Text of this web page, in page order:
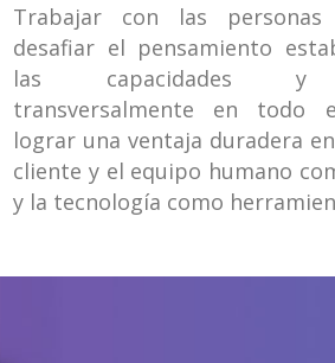
Trabajar con las personas
desafiar el pensamiento
las capacidades y
transversalmente en todo
lograr una ventaja duradera
cliente y el equipo humano
y la tecnología como